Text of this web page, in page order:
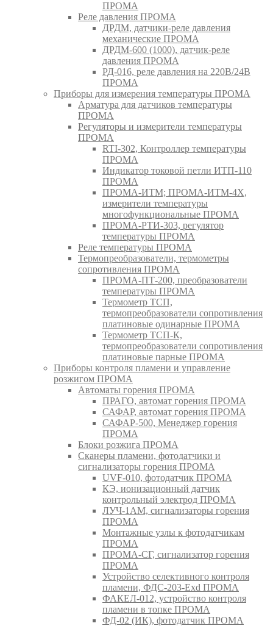
ПРОМА
Реле давления ПРОМА
ДРДМ, датчики-реле давления
механические ПРОМА
ДРДМ-600 (1000), датчик-реле
давления ПРОМА
РД-016, реле давления на 220В/24В
ПРОМА
Приборы для измерения температуры ПРОМА
Арматура для датчиков температуры
ПРОМА
Регуляторы и измерители температуры
ПРОМА
RTI-302, Контроллер температуры
ПРОМА
Индикатор токовой петли ИТП-110
ПРОМА
ПРОМА-ИТМ; ПРОМА-ИТМ-4Х,
измерители температуры
многофункциональные ПРОМА
ПРОМА-РТИ-303, регулятор
температуры ПРОМА
Реле температуры ПРОМА
Термопреобразователи, термометры
сопротивления ПРОМА
ПРОМА-ПТ-200, преобразователи
температуры ПРОМА
Термометр ТСП,
термопреобразователи сопротивления
платиновые одинарные ПРОМА
Термометр ТСП-К,
термопреобразователи сопротивления
платиновые парные ПРОМА
Приборы контроля пламени и управление
розжигом ПРОМА
Автоматы горения ПРОМА
ПРАГО, автомат горения ПРОМА
САФАР, автомат горения ПРОМА
САФАР-500, Менеджер горения
ПРОМА
Блоки розжига ПРОМА
Сканеры пламени, фотодатчики и
сигнализаторы горения ПРОМА
UVF-010, фотодатчик ПРОМА
КЭ, ионизационный датчик
контрольный электрод ПРОМА
ЛУЧ-1АМ, сигнализаторы горения
ПРОМА
Монтажные узлы к фотодатчикам
ПРОМА
ПРОМА-СГ, сигнализатор горения
ПРОМА
Устройство селективного контроля
пламени, ФДС-203-Exd ПРОМА
ФАКЕЛ-012, устройство контроля
пламени в топке ПРОМА
ФД-02 (ИК), фотодатчик ПРОМА